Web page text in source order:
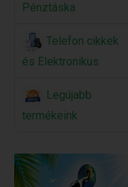
Pénztáska
Telefon cikkek
és Elektronikus
Legújabb
termékeink